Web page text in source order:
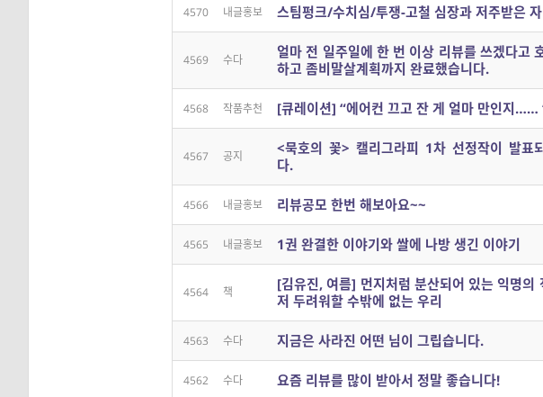
4570 내글홍보 스팀펑크/수치심/투쟁-고철 심장과 저주받은 자
4569 수다
얼마 전 일주일에 한 번 이상 리뷰를 쓰겠다고
하고 좀비말살계획까지 완료했습니다.
4568 작품추천 [큐레이션] “에어컨 끄고 잔 게 얼마 만인지……
4567 공지
<묵호의 꽃> 캘리그라피 1차 선정작이 발표
다.
4566 내글홍보 리뷰공모 한번 해보아요~~
4565 내글홍보 1권 완결한 이야기와 쌀에 나방 생긴 이야기
4564 책
[김유진, 여름] 먼지처럼 분산되어 있는 익명의
저 두려워할 수밖에 없는 우리
4563 수다 지금은 사라진 어떤 님이 그립습니다.
4562 수다 요즘 리뷰를 많이 받아서 정말 좋습니다!